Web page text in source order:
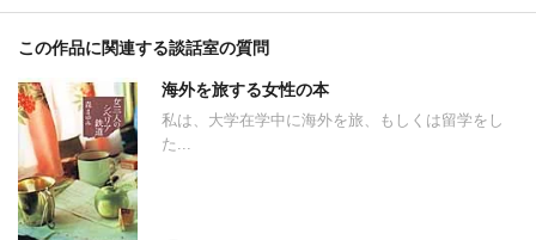
この作品に関連する談話室の質問
海外を旅する女性の本
私は、大学在学中に海外を旅、もしくは留学をし
た...